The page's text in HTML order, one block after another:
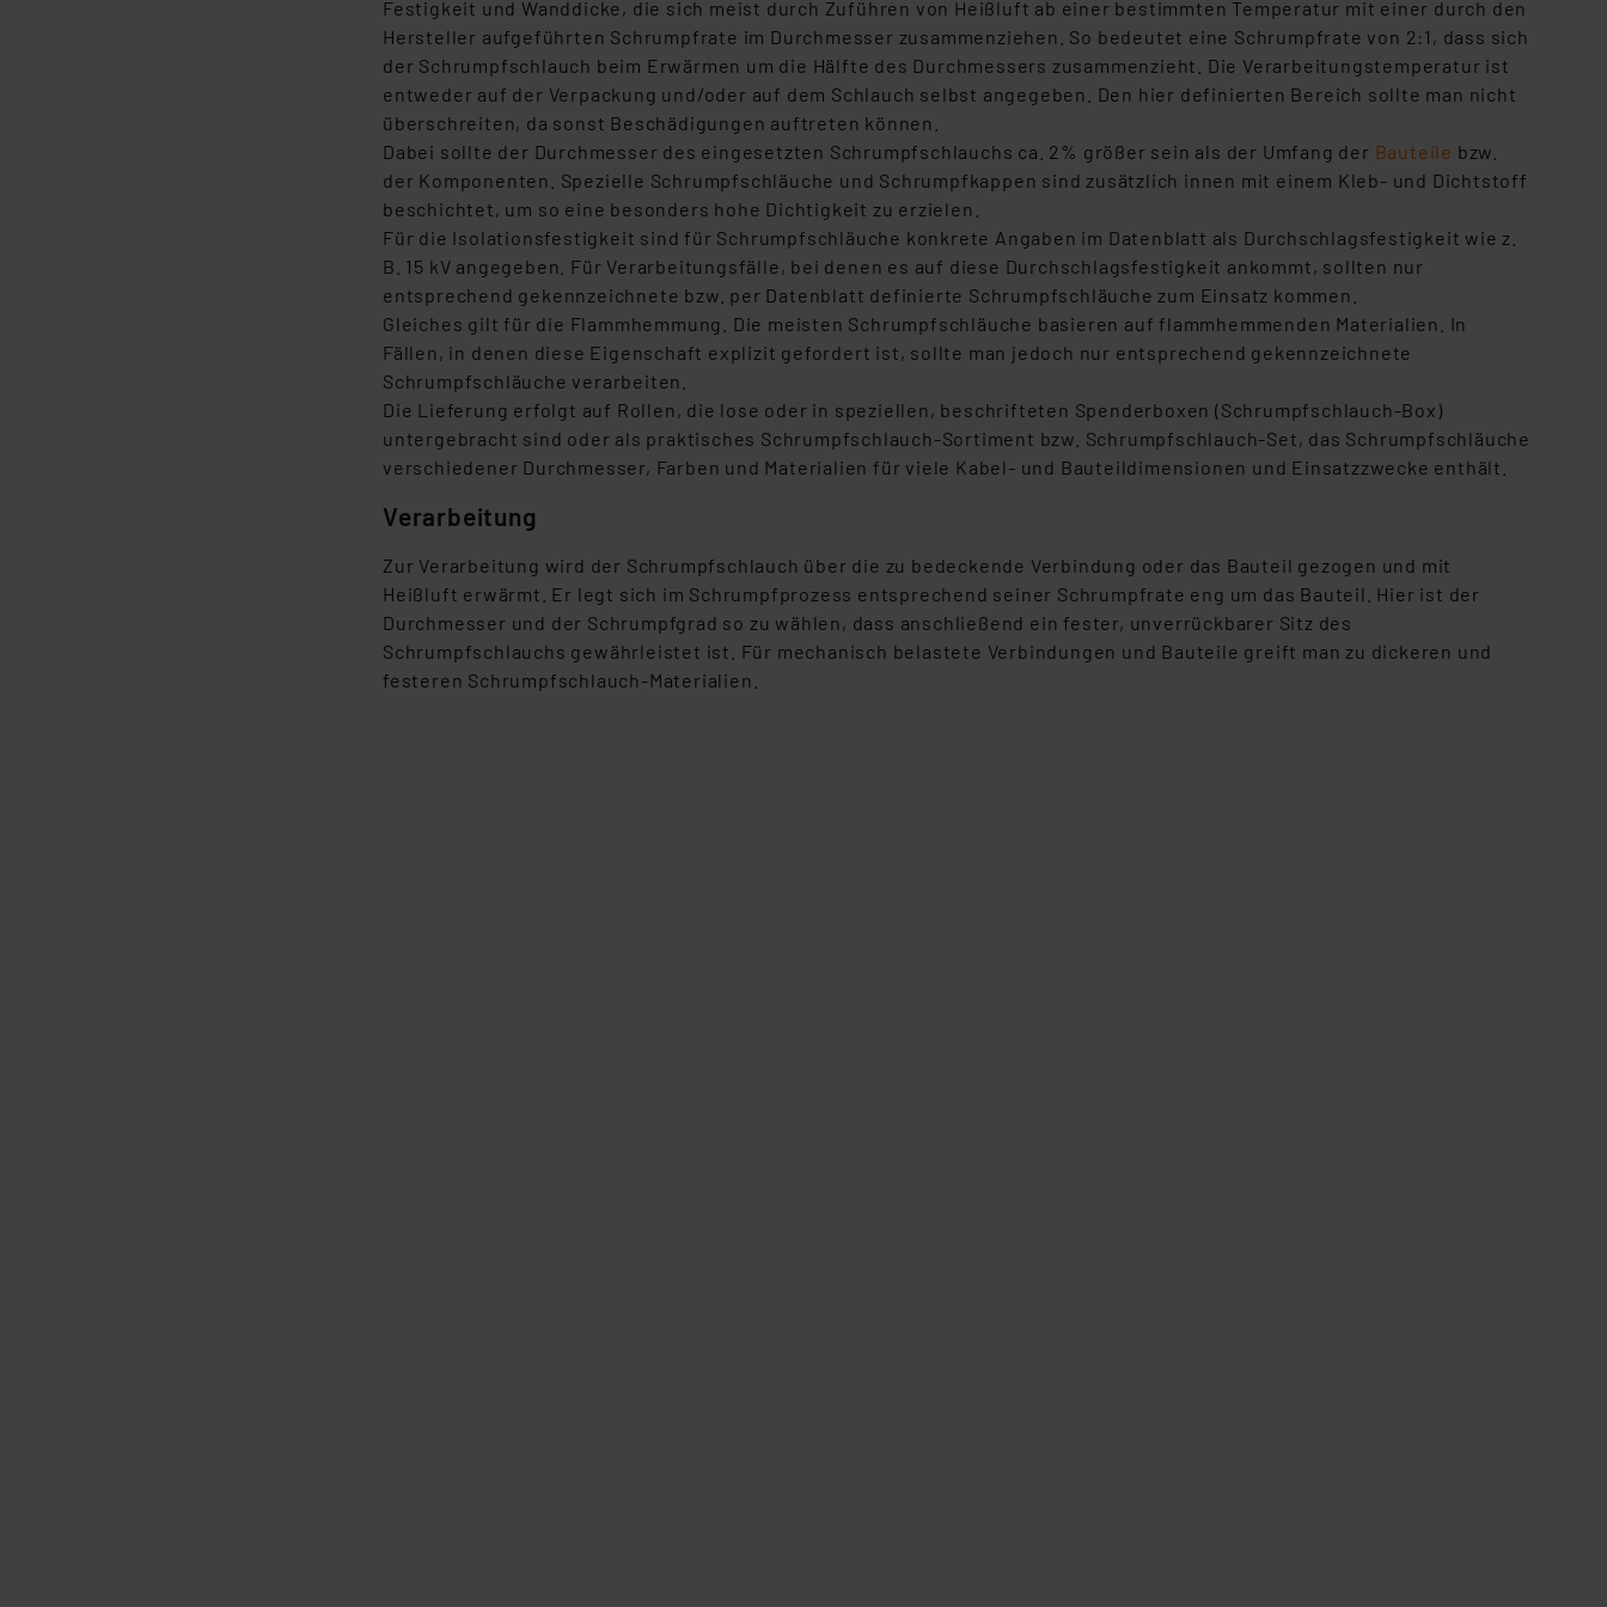
Nähere Infos zu diesen Drittanbietern und zu der jeweiligen Datenübermittlung erhalten Sie in der Datenschutzerklärung.
Für die USA besteht kein Angemessenheitsbeschluss der EU. Dies bedeutet, dass die USA als Land mit unzureichendem
Datenschutz nach EU-Standards eingestuft wird. So besteht etwa das Risiko, dass US-Behörden personenbezogene
Daten in Überwachungsprogrammen verarbeiten, ohne dass hiergegen Klagemöglichkeiten für Europäer bestehen.
Unsere Kooperation mit diesen Dienstleistern stützt sich auf die Standarddatenschutzklauseln der Europäischen
Kommission sowie einer eigenen Beurteilung der mit der Datenübermittlung, insbesondere der Art der übermittelten
Daten, verbundenen Risiken.“
Impressum| Datenschutzerklärung
Festigkeit und Wanddicke, die sich meist durch Zuführen von Heißluft ab einer bestimmten Temperatur mit einer durch den
Hersteller aufgeführten Schrumpfrate im Durchmesser zusammenziehen. So bedeutet eine Schrumpfrate von 2:1, dass sich
der Schrumpfschlauch beim Erwärmen um die Hälfte des Durchmessers zusammenzieht. Die Verarbeitungstemperatur ist
entweder auf der Verpackung und/oder auf dem Schlauch selbst angegeben. Den hier definierten Bereich sollte man nicht
überschreiten, da sonst Beschädigungen auftreten können.
Dabei sollte der Durchmesser des eingesetzten Schrumpfschlauchs ca. 2% größer sein als der Umfang der Bauteile bzw.
der Komponenten. Spezielle Schrumpfschläuche und Schrumpfkappen sind zusätzlich innen mit einem Kleb- und Dichtstoff
beschichtet, um so eine besonders hohe Dichtigkeit zu erzielen.
Für die Isolationsfestigkeit sind für Schrumpfschläuche konkrete Angaben im Datenblatt als Durchschlagsfestigkeit wie z.
B. 15 kV angegeben. Für Verarbeitungsfälle, bei denen es auf diese Durchschlagsfestigkeit ankommt, sollten nur
entsprechend gekennzeichnete bzw. per Datenblatt definierte Schrumpfschläuche zum Einsatz kommen.
Gleiches gilt für die Flammhemmung. Die meisten Schrumpfschläuche basieren auf flammhemmenden Materialien. In
Fällen, in denen diese Eigenschaft explizit gefordert ist, sollte man jedoch nur entsprechend gekennzeichnete
Schrumpfschläuche verarbeiten.
Die Lieferung erfolgt auf Rollen, die lose oder in speziellen, beschrifteten Spenderboxen (Schrumpfschlauch-Box)
untergebracht sind oder als praktisches Schrumpfschlauch-Sortiment bzw. Schrumpfschlauch-Set, das Schrumpfschläuche
verschiedener Durchmesser, Farben und Materialien für viele Kabel- und Bauteildimensionen und Einsatzzwecke enthält.
Verarbeitung
Zur Verarbeitung wird der Schrumpfschlauch über die zu bedeckende Verbindung oder das Bauteil gezogen und mit
Heißluft erwärmt. Er legt sich im Schrumpfprozess entsprechend seiner Schrumpfrate eng um das Bauteil. Hier ist der
Durchmesser und der Schrumpfgrad so zu wählen, dass anschließend ein fester, unverrückbarer Sitz des
Schrumpfschlauchs gewährleistet ist. Für mechanisch belastete Verbindungen und Bauteile greift man zu dickeren und
festeren Schrumpfschlauch-Materialien.